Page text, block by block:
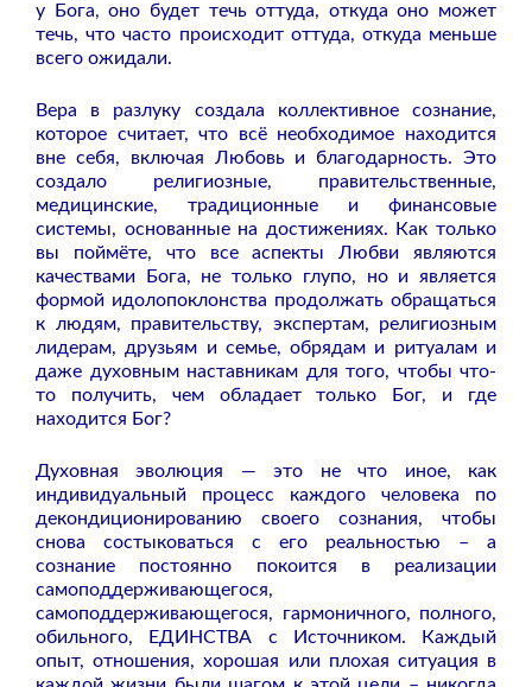
у Бога, оно будет течь оттуда, откуда оно может
течь, что часто происходит оттуда, откуда меньше
всего ожидали.
Вера в разлуку создала коллективное сознание,
которое считает, что всё необходимое находится
вне себя, включая Любовь и благодарность. Это
создало религиозные, правительственные,
медицинские, традиционные и финансовые
системы, основанные на достижениях. Как только
вы поймёте, что все аспекты Любви являются
качествами Бога, не только глупо, но и является
формой идолопоклонства продолжать обращаться
к людям, правительству, экспертам, религиозным
лидерам, друзьям и семье, обрядам и ритуалам и
даже духовным наставникам для того, чтобы что-
то получить, чем обладает только Бог, и где
находится Бог?
Духовная эволюция — это не что иное, как
индивидуальный процесс каждого человека по
декондиционированию своего сознания, чтобы
снова состыковаться с его реальностью – а
сознание постоянно покоится в реализации
самоподдерживающегося,
самоподдерживающегося, гармоничного, полного,
обильного, ЕДИНСТВА с Источником. Каждый
опыт, отношения, хорошая или плохая ситуация в